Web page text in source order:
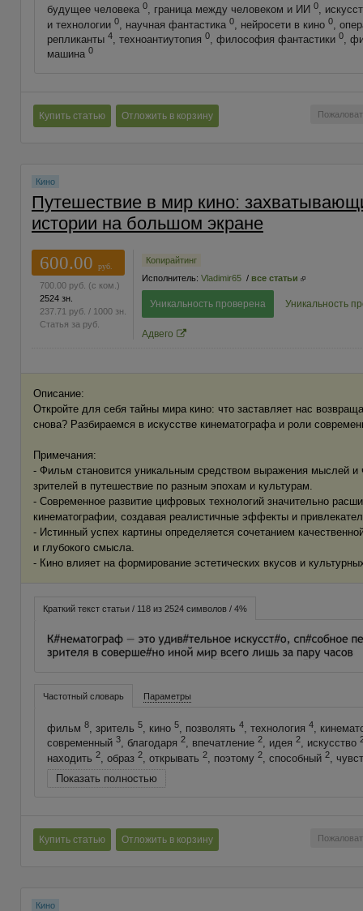
будущее человека 0, граница между человеком и ИИ 0,
и технологии 0, научная фантастика 0, нейросети в кино 0,
репликанты 4, техноантиутопия 0, философия фантастики 0,
машина 0
Купить статью Отложить в корзину
Кино
Путешествие в мир кино:
истории на большом экране
600.00
руб.
700.00 руб. (с ком.)
2524 зн.
237.71 руб. / 1000 зн.
Статья за руб.
Копирайтинг
Исполнитель: Vladimir65 / все статьи
Уникальность проверена Уникальность
Адвего
Описание:
Откройте для себя тайны мира кино: что заставляет нас
снова? Разбираемся в искусстве кинематографа и роли
Примечания:
- Фильм становится уникальным средством выражения мыслей
зрителей в путешествие по разным эпохам и культурам.
- Современное развитие цифровых технологий значительно
кинематографии, создавая реалистичные эффекты и
- Истинный успех картины определяется сочетанием
и глубокого смысла.
- Кино влияет на формирование эстетических вкусов и
Краткий текст статьи / 118 из 2524 символов / 4%
Частотный словарь Параметры
фильм 8, зритель 5, кино 5, позволять 4, технология 4,
современный 3, благодаря 2, впечатление 2, идея 2, искусство
находить 2, образ 2, открывать 2, поэтому 2, способный 2,
Показать полностью
Купить статью Отложить в корзину
Кино